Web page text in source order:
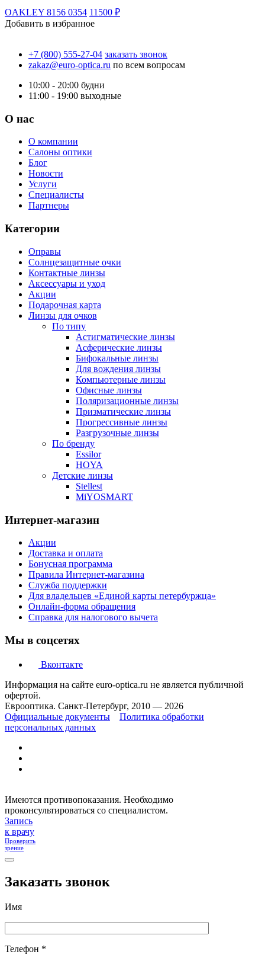
OAKLEY 8156 0354 11500 ₽
Добавить в избранное
+7 (800) 555-27-04 заказать звонок
zakaz@euro-optica.ru по всем вопросам
10:00 - 20:00 будни
11:00 - 19:00 выходные
О нас
О компании
Салоны оптики
Блог
Новости
Услуги
Специалисты
Партнеры
Категории
Оправы
Солнцезащитные очки
Контактные линзы
Аксессуары и уход
Акции
Подарочная карта
Линзы для очков
По типу
Астигматические линзы
Асферические линзы
Бифокальные линзы
Для вождения линзы
Компьютерные линзы
Офисные линзы
Поляризационные линзы
Призматические линзы
Прогрессивные линзы
Разгрузочные линзы
По бренду
Essilor
HOYA
Детские линзы
Stellest
MiYOSMART
Интернет-магазин
Акции
Доставка и оплата
Бонусная программа
Правила Интернет-магазина
Служба поддержки
Для владельцев «Единой карты петербуржца»
Онлайн-форма обращения
Справка для налогового вычета
Мы в соцсетях
Вконтакте
Информация на сайте euro-optica.ru не является публичной
офертой.
Еврооптика. Санкт-Петербург, 2010 — 2026
Официальные документы
Политика обработки
персональных данных
Имеются противопоказания. Необходимо
проконсультироваться со специалистом.
Запись
к врачу
Проверить
зрение
Заказать звонок
Имя
Телефон *